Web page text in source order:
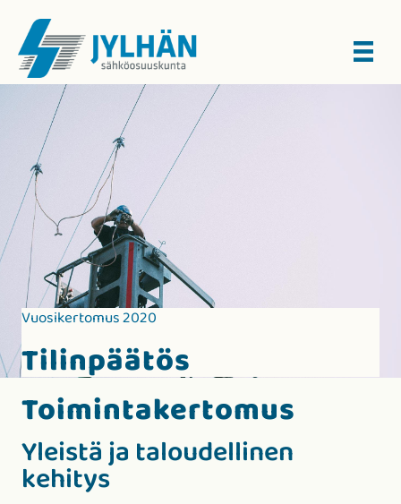
Vuosikertomus 2020
Tilinpäätös
Toimintakertomus
Yleistä ja taloudellinen
kehitys